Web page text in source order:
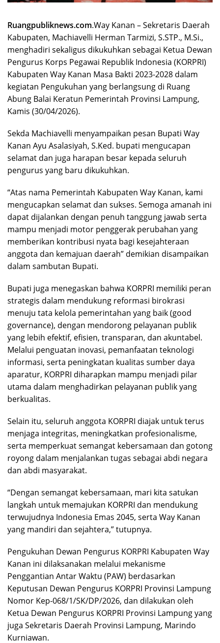
Ruangpubliknews.com.Way Kanan – Sekretaris Daerah
Kabupaten, Machiavelli Herman Tarmizi, S.STP., M.Si.,
menghadiri sekaligus dikukuhkan sebagai Ketua Dewan
Pengurus Korps Pegawai Republik Indonesia (KORPRI)
Kabupaten Way Kanan Masa Bakti 2023-2028 dalam
kegiatan Pengukuhan yang berlangsung di Ruang
Abung Balai Keratun Pemerintah Provinsi Lampung,
Kamis (30/04/2026).
Sekda Machiavelli menyampaikan pesan Bupati Way
Kanan Ayu Asalasiyah, S.Ked. bupati mengucapan
selamat dan juga harapan besar kepada seluruh
pengurus yang baru dikukuhkan.
“Atas nama Pemerintah Kabupaten Way Kanan, kami
mengucapkan selamat dan sukses. Semoga amanah ini
dapat dijalankan dengan penuh tanggung jawab serta
mampu menjadi motor penggerak perubahan yang
memberikan kontribusi nyata bagi kesejahteraan
anggota dan kemajuan daerah” demikian disampaikan
dalam sambutan Bupati.
Bupati juga menegaskan bahwa KORPRI memiliki peran
strategis dalam mendukung reformasi birokrasi
menuju tata kelola pemerintahan yang baik (good
governance), dengan mendorong pelayanan publik
yang lebih efektif, efisien, transparan, dan akuntabel.
Melalui penguatan inovasi, pemanfaatan teknologi
informasi, serta peningkatan kualitas sumber daya
aparatur, KORPRI diharapkan mampu menjadi pilar
utama dalam menghadirkan pelayanan publik yang
berkualitas.
Selain itu, seluruh anggota KORPRI diajak untuk terus
menjaga integritas, meningkatkan profesionalisme,
serta memperkuat semangat kebersamaan dan gotong
royong dalam menjalankan tugas sebagai abdi negara
dan abdi masyarakat.
“Dengan semangat kebersamaan, mari kita satukan
langkah untuk memajukan KORPRI dan mendukung
terwujudnya Indonesia Emas 2045, serta Way Kanan
yang mandiri dan sejahtera,” tutupnya.
Pengukuhan Dewan Pengurus KORPRI Kabupaten Way
Kanan ini dilaksanakan melalui mekanisme
Penggantian Antar Waktu (PAW) berdasarkan
Keputusan Dewan Pengurus KORPRI Provinsi Lampung
Nomor Kep-068/1/SK/DP/2026, dan dilakukan oleh
Ketua Dewan Pengurus KORPRI Provinsi Lampung yang
juga Sekretaris Daerah Provinsi Lampung, Marindo
Kurniawan.